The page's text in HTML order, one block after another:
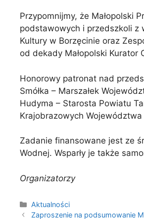
Przypomnijmy, że Małopolski
podstawowych i przedszkoli z
Kultury w Borzęcinie oraz
od dekady Małopolski Kurator
Honorowy patronat nad
Smółka – Marszałek
Hudyma – Starosta Powiatu
Krajobrazowych Województwa
Zadanie finansowane jest ze
Wodnej. Wsparły je także
Organizatorzy
Kategorie
Aktualności
Zaproszenie na podsumowanie